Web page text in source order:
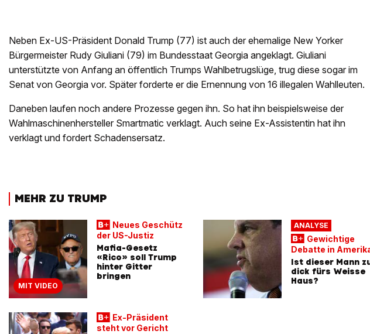
Neben Ex-US-Präsident Donald Trump (77) ist auch der ehemalige New Yorker
Bürgermeister Rudy Giuliani (79) im Bundesstaat Georgia angeklagt. Giuliani
unterstützte von Anfang an öffentlich Trumps Wahlbetrugslüge, trug diese sogar im
Senat von Georgia vor. Später forderte er die Ernennung von 16 illegalen Wahlleuten.
Daneben laufen noch andere Prozesse gegen ihn. So hat ihn beispielsweise der
Wahlmaschinenhersteller Smartmatic verklagt. Auch seine Ex-Assistentin hat ihn
verklagt und fordert Schadensersatz.
MEHR ZU TRUMP
MIT VIDEO
Neues Geschütz
der US-Justiz
Mafia-Gesetz
«Rico» soll Trump
hinter Gitter
bringen
Ex-Präsident
steht vor Gericht
ANALYSE
Gewichtige
Debatte in
Ist dieser Mann
dick fürs Weisse
Haus?